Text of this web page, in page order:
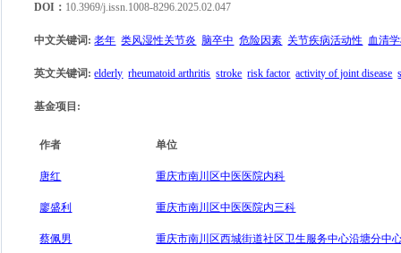
DOI： 10.3969/j.issn.1008-8296.2025.02.047
中文关键词 : 老年 类风湿性关节炎 脑卒中 危险因素 关节疾病活动性 血清
英文关键词 : elderly rheumatoid arthritis stroke risk factor activity of joint disease
基金项目 :
作者 单位
唐红 重庆市南川区中医医院内科
廖盛利 重庆市南川区中医医院内三科
蔡佩男 重庆市南川区西城街道社区卫生服务中心沿塘分中